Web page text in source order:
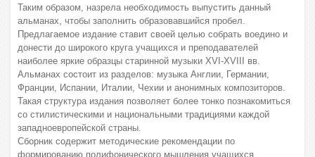
Таким образом, назрела необходимость выпустить данный
альманах, чтобы заполнить образовавшийся пробел.
Предлагаемое издание ставит своей целью собрать воедино и
донести до широкого круга учащихся и преподавателей
наиболее яркие образцы старинной музыки XVI-XVIII вв.
Альманах состоит из разделов: музыка Англии, Германии,
Франции, Испании, Италии, Чехии и анонимных композиторов.
Такая структура издания позволяет более тонко познакомиться
со стилистическими и национальными традициями каждой
западноевропейской страны.
Сборник содержит методические рекомендации по
формированию полифонического мышления учащихся